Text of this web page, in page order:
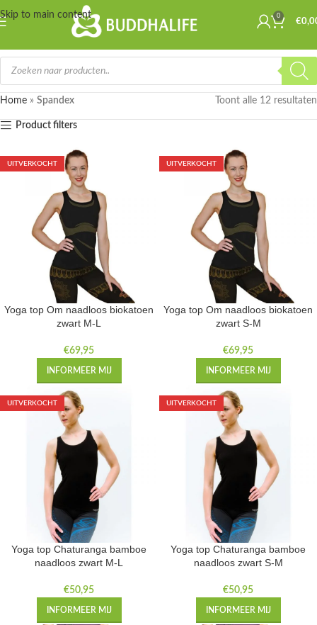
Skip to main content 0
€
Home » Spandex Toont alle 12 resultaten
Product filters
UITVERKOCHT
Yoga top Om naadloos biokatoen
zwart M-L
€69,95
INFORMEER MIJ
UITVERKOCHT
Yoga top Om naadloos biokatoen
zwart S-M
€69,95
INFORMEER MIJ
UITVERKOCHT
Yoga top Chaturanga bamboe
naadloos zwart M-L
€50,95
INFORMEER MIJ
UITVERKOCHT
Yoga top Chaturanga bamboe
naadloos zwart S-M
€50,95
INFORMEER MIJ